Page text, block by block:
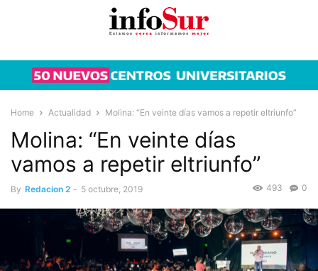
Home Actualidad Molina: “En veinte días vamos a repetir eltriunfo”
Molina: “En veinte días
vamos a repetir eltriunfo”
By Redacion 2 - 5 octubre, 2019 0
493